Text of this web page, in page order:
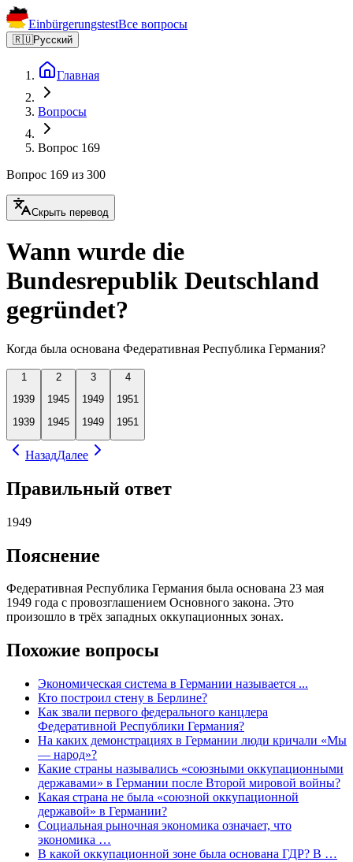
EinbürgerungstestВсе вопросы
🇷🇺Русский
Главная
Вопросы
Вопрос 169
Вопрос 169 из 300
Скрыть перевод
Wann wurde die
Bundesrepublik Deutschland
gegründet?
Когда была основана Федеративная Республика Германия?
1
1939
1939
2
1945
1945
3
1949
1949
4
1951
1951
НазадДалее
Правильный ответ
1949
Пояснение
Федеративная Республика Германия была основана 23 мая
1949 года с провозглашением Основного закона. Это
произошло в трёх западных оккупационных зонах.
Похожие вопросы
Экономическая система в Германии называется ...
Кто построил стену в Берлине?
Как звали первого федерального канцлера
Федеративной Республики Германия?
На каких демонстрациях в Германии люди кричали «Мы
— народ»?
Какие страны назывались «союзными оккупационными
державами» в Германии после Второй мировой войны?
Какая страна не была «союзной оккупационной
державой» в Германии?
Социальная рыночная экономика означает, что
экономика …
В какой оккупационной зоне была основана ГДР? В …